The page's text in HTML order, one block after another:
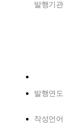
발행기관
발행연도
작성언어